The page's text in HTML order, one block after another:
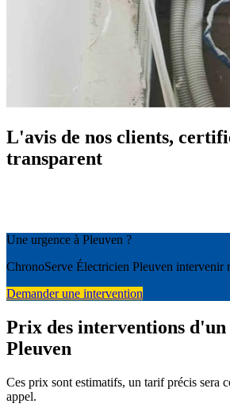
L'avis de nos clients,
transparent
Une urgence à Pleuven ?
ChronoServe Électricien Pleuven intervenir
Demander une intervention
Prix des interventions
Pleuven
Ces prix sont estimatifs, un tarif précis sera
appel.